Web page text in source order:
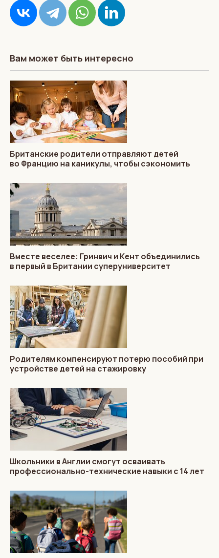
Вам может быть интересно
Британские родители отправляют детей
во Францию на каникулы, чтобы сэкономить
Вместе веселее: Гринвич и Кент объединились
в первый в Британии суперуниверситет
Родителям компенсируют потерю пособий при
устройстве детей на стажировку
Школьники в Англии смогут осваивать
профессионально-технические навыки с 14 лет